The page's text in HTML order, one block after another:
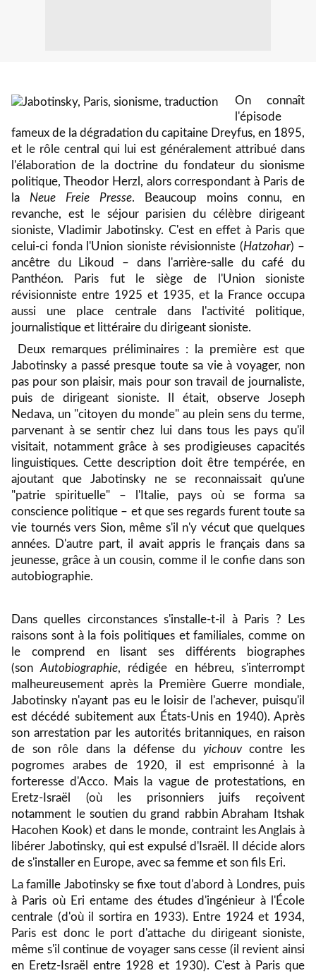
On connaît
l'épisode
fameux de la dégradation du capitaine Dreyfus, en 1895,
et le rôle central qui lui est généralement attribué dans
l'élaboration de la doctrine du fondateur du sionisme
politique, Theodor Herzl, alors correspondant à Paris de
la Neue Freie Presse. Beaucoup moins connu, en
revanche, est le séjour parisien du célèbre dirigeant
sioniste, Vladimir Jabotinsky. C'est en effet à Paris que
celui-ci fonda l'Union sioniste révisionniste (Hatzohar) –
ancêtre du Likoud – dans l'arrière-salle du café du
Panthéon. Paris fut le siège de l'Union sioniste
révisionniste entre 1925 et 1935, et la France occupa
aussi une place centrale dans l'activité politique,
journalistique et littéraire du dirigeant sioniste.
Deux remarques préliminaires : la première est que
Jabotinsky a passé presque toute sa vie à voyager, non
pas pour son plaisir, mais pour son travail de journaliste,
puis de dirigeant sioniste. Il était, observe Joseph
Nedava, un "citoyen du monde" au plein sens du terme,
parvenant à se sentir chez lui dans tous les pays qu'il
visitait, notamment grâce à ses prodigieuses capacités
linguistiques. Cette description doit être tempérée, en
ajoutant que Jabotinsky ne se reconnaissait qu'une
"patrie spirituelle" – l'Italie, pays où se forma sa
conscience politique – et que ses regards furent toute sa
vie tournés vers Sion, même s'il n'y vécut que quelques
années. D'autre part, il avait appris le français dans sa
jeunesse, grâce à un cousin, comme il le confie dans son
autobiographie.
Dans quelles circonstances s'installe-t-il à Paris ? Les
raisons sont à la fois politiques et familiales, comme on
le comprend en lisant ses différents biographes
(sonAutobiographie, rédigée en hébreu, s'interrompt
malheureusement après la Première Guerre mondiale,
Jabotinsky n'ayant pas eu le loisir de l'achever, puisqu'il
est décédé subitement aux États-Unis en 1940). Après
son arrestation par les autorités britanniques, en raison
de son rôle dans la défense du yichouvcontre les
pogromes arabes de 1920, il est emprisonné à la
forteresse d'Acco. Mais la vague de protestations, en
Eretz-Israël (où les prisonniers juifs reçoivent
notamment le soutien du grand rabbin Abraham Itshak
Hacohen Kook) et dans le monde, contraint les Anglais à
libérer Jabotinsky, qui est expulsé d'Israël. Il décide alors
de s'installer en Europe, avec sa femme et son fils Eri.
La famille Jabotinsky se fixe tout d'abord à Londres, puis
à Paris où Eri entame des études d'ingénieur à l'École
centrale (d'où il sortira en 1933). Entre 1924 et 1934,
Paris est donc le port d'attache du dirigeant sioniste,
même s'il continue de voyager sans cesse (il revient ainsi
en Eretz-Israël entre 1928 et 1930). C'est à Paris que